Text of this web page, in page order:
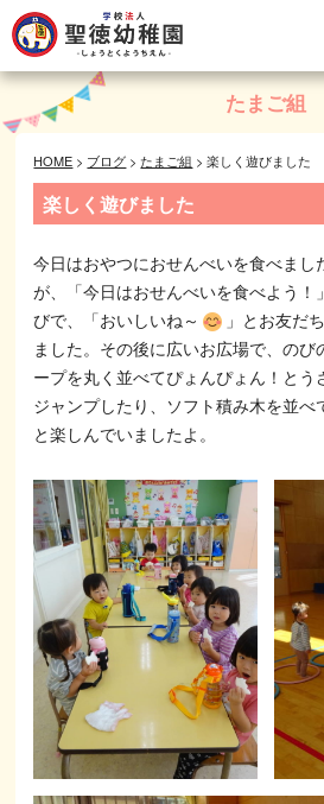
たまご組
HOME > ブログ >たまご組 >楽しく遊びました
楽しく遊びました
今日はおやつにおせんべいを食べまし
が、「今日はおせんべいを食べよう！
びで、「おいしいね～
」とお友だ
ました。その後に広いお広場で、のび
ープを丸く並べてぴょんぴょん！とう
ジャンプしたり、ソフト積み木を並べ
と楽しんでいましたよ。